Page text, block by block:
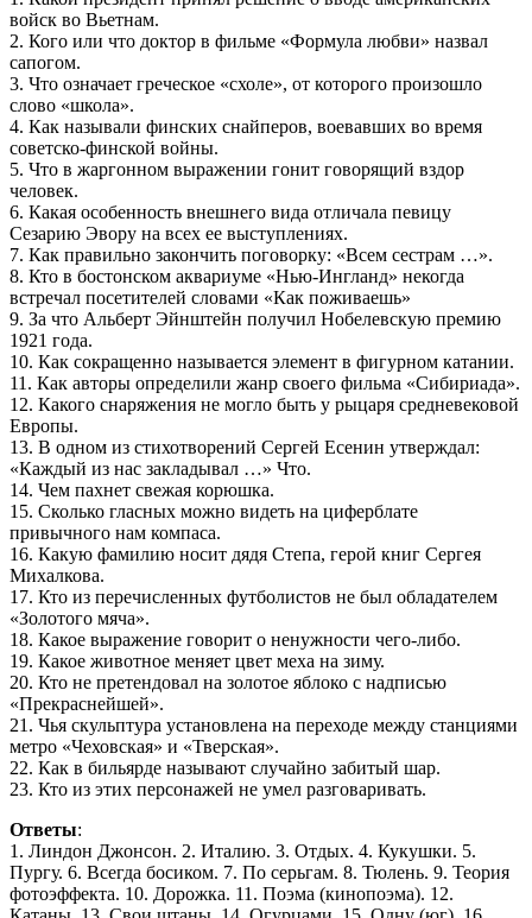
войск во Вьетнам.
2. Кого или что доктор в фильме «Формула любви» назвал
сапогом.
3. Что означает греческое «схоле», от которого произошло
слово «школа».
4. Как называли финских снайперов, воевавших во время
советско-финской войны.
5. Что в жаргонном выражении гонит говорящий вздор
человек.
6. Какая особенность внешнего вида отличала певицу
Сезарию Эвору на всех ее выступлениях.
7. Как правильно закончить поговорку: «Всем сестрам …».
8. Кто в бостонском аквариуме «Нью-Ингланд» некогда
встречал посетителей словами «Как поживаешь»
9. За что Альберт Эйнштейн получил Нобелевскую премию
1921 года.
10. Как сокращенно называется элемент в фигурном катании.
11. Как авторы определили жанр своего фильма «Сибириада».
12. Какого снаряжения не могло быть у рыцаря средневековой
Европы.
13. В одном из стихотворений Сергей Есенин утверждал:
«Каждый из нас закладывал …» Что.
14. Чем пахнет свежая корюшка.
15. Сколько гласных можно видеть на циферблате
привычного нам компаса.
16. Какую фамилию носит дядя Степа, герой книг Сергея
Михалкова.
17. Кто из перечисленных футболистов не был обладателем
«Золотого мяча».
18. Какое выражение говорит о ненужности чего-либо.
19. Какое животное меняет цвет меха на зиму.
20. Кто не претендовал на золотое яблоко с надписью
«Прекраснейшей».
21. Чья скульптура установлена на переходе между станциями
метро «Чеховская» и «Тверская».
22. Как в бильярде называют случайно забитый шар.
23. Кто из этих персонажей не умел разговаривать.
Ответы:
1. Линдон Джонсон. 2. Италию. 3. Отдых. 4. Кукушки. 5.
Пургу. 6. Всегда босиком. 7. По серьгам. 8. Тюлень. 9. Теория
фотоэффекта. 10. Дорожка. 11. Поэма (кинопоэма). 12.